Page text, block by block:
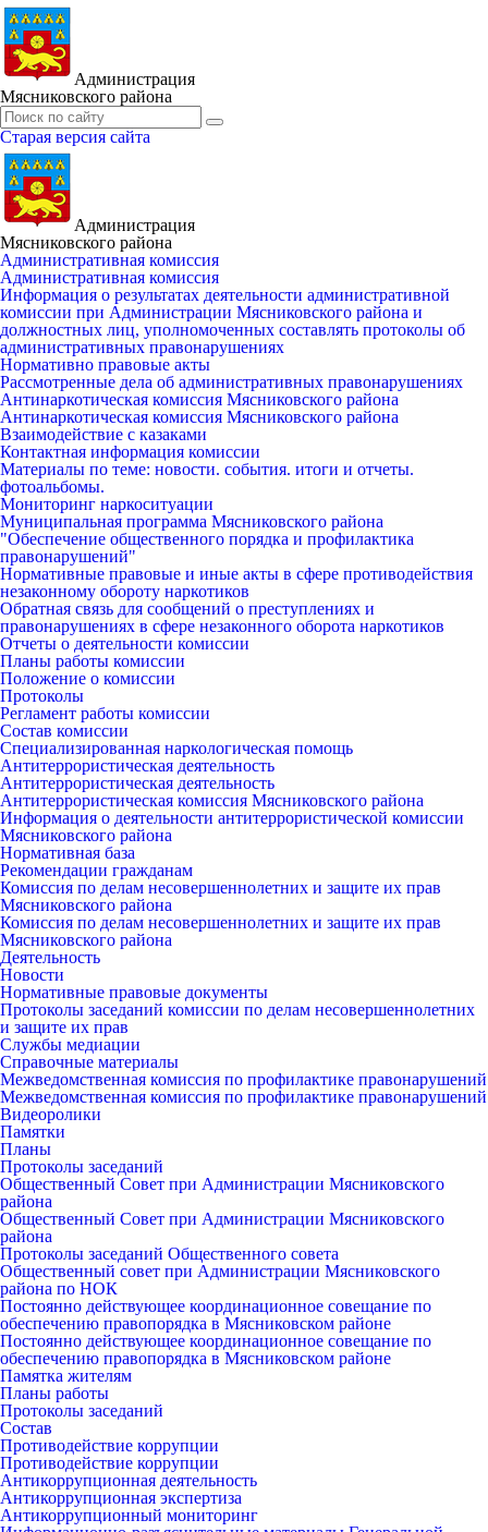
Администрация
Мясниковского района
Старая версия сайта
Администрация
Мясниковского района
Административная комиссия
Административная комиссия
Информация о результатах деятельности административной
комиссии при Администрации Мясниковского района и
должностных лиц, уполномоченных составлять протоколы об
административных правонарушениях
Нормативно правовые акты
Рассмотренные дела об административных правонарушениях
Антинаркотическая комиссия Мясниковского района
Антинаркотическая комиссия Мясниковского района
Взаимодействие с казаками
Контактная информация комиссии
Материалы по теме: новости. события. итоги и отчеты.
фотоальбомы.
Мониторинг наркоситуации
Муниципальная программа Мясниковского района
"Обеспечение общественного порядка и профилактика
правонарушений"
Нормативные правовые и иные акты в сфере противодействия
незаконному обороту наркотиков
Обратная связь для сообщений о преступлениях и
правонарушениях в сфере незаконного оборота наркотиков
Отчеты о деятельности комиссии
Планы работы комиссии
Положение о комиссии
Протоколы
Регламент работы комиссии
Состав комиссии
Специализированная наркологическая помощь
Антитеррористическая деятельность
Антитеррористическая деятельность
Антитеррористическая комиссия Мясниковского района
Информация о деятельности антитеррористической комиссии
Мясниковского района
Нормативная база
Рекомендации гражданам
Комиссия по делам несовершеннолетних и защите их прав
Мясниковского района
Комиссия по делам несовершеннолетних и защите их прав
Мясниковского района
Деятельность
Новости
Нормативные правовые документы
Протоколы заседаний комиссии по делам несовершеннолетних
и защите их прав
Службы медиации
Справочные материалы
Межведомственная комиссия по профилактике правонарушений
Межведомственная комиссия по профилактике правонарушений
Видеоролики
Памятки
Планы
Протоколы заседаний
Общественный Совет при Администрации Мясниковского
района
Общественный Совет при Администрации Мясниковского
района
Протоколы заседаний Общественного совета
Общественный совет при Администрации Мясниковского
района по НОК
Постоянно действующее координационное совещание по
обеспечению правопорядка в Мясниковском районе
Постоянно действующее координационное совещание по
обеспечению правопорядка в Мясниковском районе
Памятка жителям
Планы работы
Протоколы заседаний
Состав
Противодействие коррупции
Противодействие коррупции
Антикоррупционная деятельность
Антикоррупционная экспертиза
Антикоррупционный мониторинг